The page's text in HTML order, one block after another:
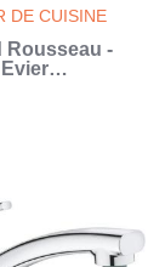
DE CUISINE
Rousseau -